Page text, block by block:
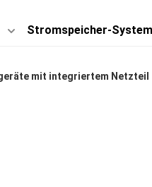
Stromspeicher-
mit integriertem Netzteil